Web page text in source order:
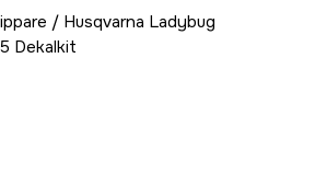
/ Husqvarna Ladybug
Dekalkit